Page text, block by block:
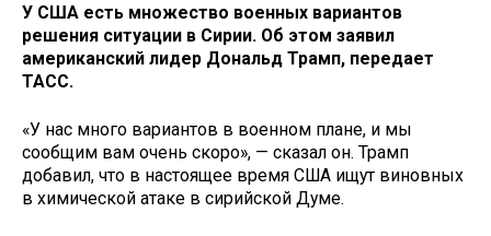
У США есть множество военных вариантов
решения ситуации в Сирии. Об этом заявил
американский лидер Дональд Трамп, передает
ТАСС.
«У нас много вариантов в военном плане, и мы
сообщим вам очень скоро», — сказал он. Трамп
добавил, что в настоящее время США ищут виновных
в химической атаке в сирийской Думе.